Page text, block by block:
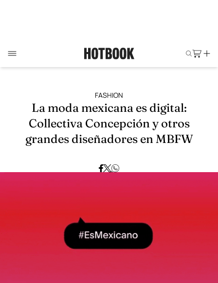
FASHION
La moda mexicana es digital:
Collectiva Concepción y otros
grandes diseñadores en MBFW